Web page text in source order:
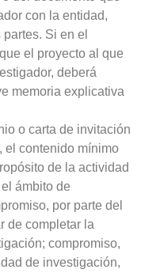
con la entidad,
Si en el
el proyecto al que
deberá
memoria explicativa
o carta de invitación
el contenido mínimo
de la actividad
ámbito de
por parte del
de completar la
compromiso,
de investigación,